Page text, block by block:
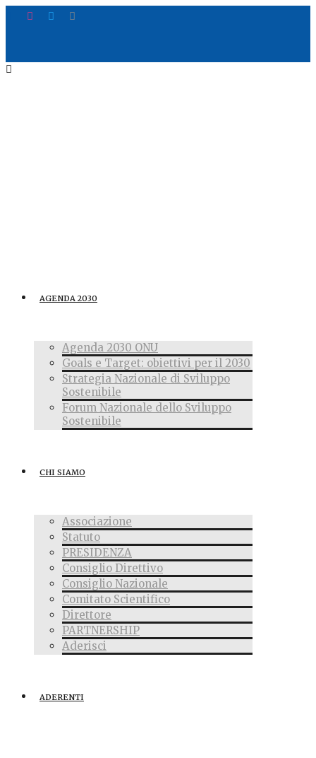
AGENDA 2030
Agenda 2030 ONU
Goals e Target: obiettivi per il 2030
Strategia Nazionale di Sviluppo
Sostenibile
Forum Nazionale dello Sviluppo
Sostenibile
CHI SIAMO
Associazione
Statuto
PRESIDENZA
Consiglio Direttivo
Consiglio Nazionale
Comitato Scientifico
Direttore
PARTNERSHIP
Aderisci
ADERENTI